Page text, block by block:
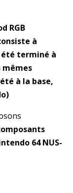
RGB
à
été terminé à
mêmes
à la base,
64 NUS-